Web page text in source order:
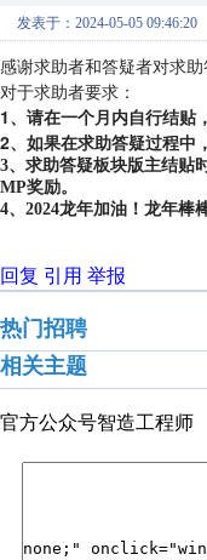
发表于：2024-05-05 09:46:20
感谢求助者和答疑者对求
对于求助者要求：
1、请在一个月内自行结贴
2、如果在求助答疑过程中
3、求助答疑板块版主结贴
MP奖励。
4、2024龙年加油！龙年棒
回复 引用 举报
热门招聘
相关主题
官方公众号智造工程师